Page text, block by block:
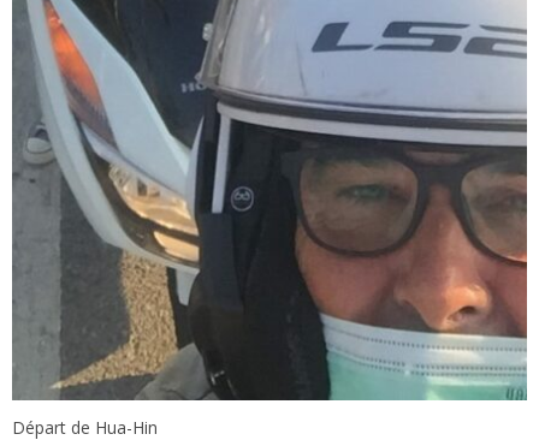
Départ de Hua-Hin